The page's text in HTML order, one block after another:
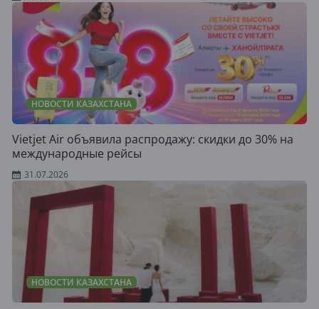
НОВОСТИ КАЗАХСТАНА
Vietjet Air объявила распродажу: скидки до 30% на
международные рейсы
31.07.2026
НОВОСТИ КАЗАХСТАНА